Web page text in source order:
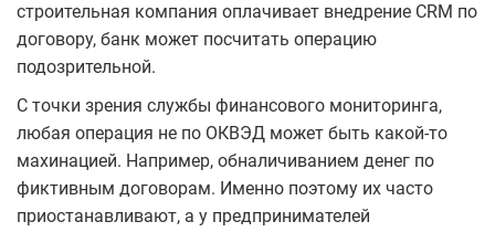
строительная компания оплачивает внедрение CRM по
договору, банк может посчитать операцию
подозрительной.
С точки зрения службы финансового мониторинга,
любая операция не по ОКВЭД может быть какой-то
махинацией. Например, обналичиванием денег по
фиктивным договорам. Именно поэтому их часто
приостанавливают, а у предпринимателей